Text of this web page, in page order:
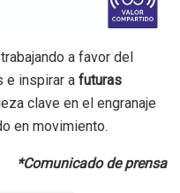
a favor del
e inspirar a futuras
clave en el engranaje
en movimiento.
*Comunicado de prensa